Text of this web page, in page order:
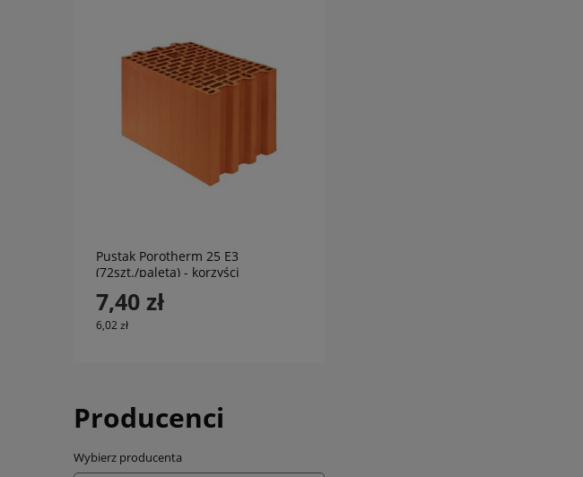
Pustak Porotherm 25 E3
(72szt./paleta) - korzyści
7,40 zł
6,02 zł
do koszyka
Producenci
Wybierz producenta